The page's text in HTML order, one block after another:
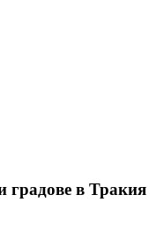
градове в Тракия